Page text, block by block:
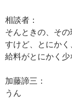
相談者：
そんときの、そ
すけど、とにかく
給料がとにかく少
加藤諦三：
うん